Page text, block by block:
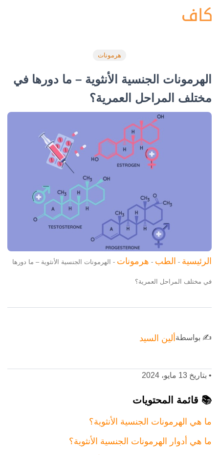
هرمونات
الهرمونات الجنسية الأنثوية – ما دورها في
مختلف المراحل العمرية؟
الرئيسية - الطب - هرمونات - الهرمونات الجنسية الأنثوية – ما دورها
في مختلف المراحل العمرية؟
✍️ بواسطةألين السيد
• بتاريخ 13 مايو، 2024
📚 قائمة المحتويات
ما هي الهرمونات الجنسية الأنثوية؟
ما هي أدوار الهرمونات الجنسية الأنثوية؟